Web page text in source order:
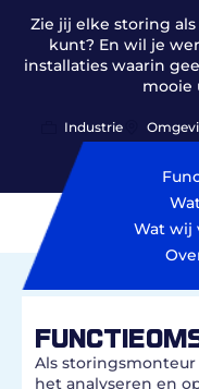
Zie jij elke storing
kunt? En wil je
installaties waarin
mooie
Industrie
Wat wij
Als
het analyseren en